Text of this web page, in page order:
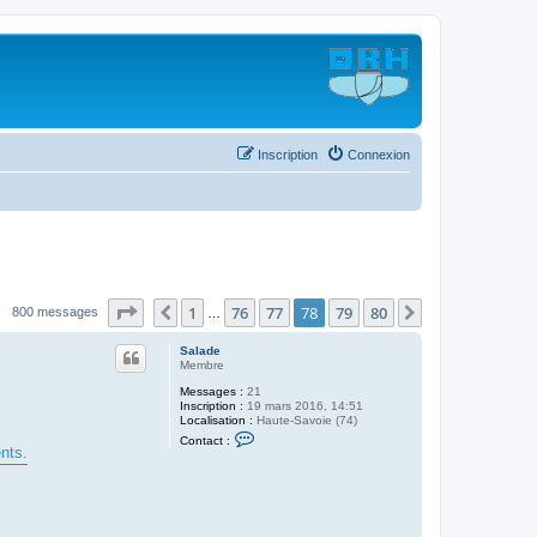
Connexion
Inscription
800 messages Page 78 sur 80
Précédent
1 76 77 78 79 80
Salade
Membre
Messages : 21
Inscription : 19 mars 2016, 14:51
Localisation : Haute-Savoie (74)
Contact :